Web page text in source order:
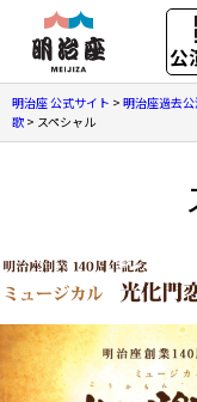
公
明治座 公式サイト > 明治座過去
歌 > スペシャル